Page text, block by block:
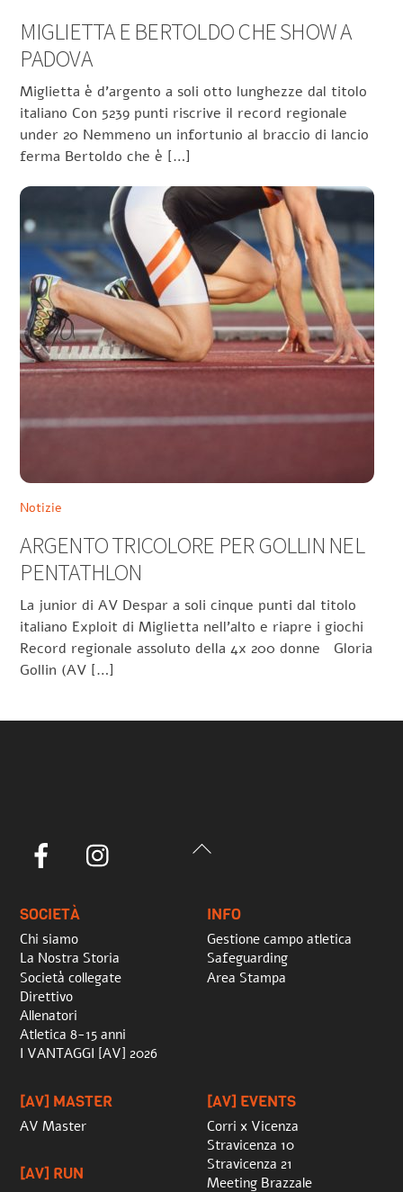
MIGLIETTA E BERTOLDO CHE SHOW A
PADOVA
Miglietta è d’argento a soli otto lunghezze dal titolo
italiano Con 5239 punti riscrive il record regionale
under 20 Nemmeno un infortunio al braccio di lancio
ferma Bertoldo che è […]
Notizie
ARGENTO TRICOLORE PER GOLLIN NEL
PENTATHLON
La junior di AV Despar a soli cinque punti dal titolo
italiano Exploit di Miglietta nell’alto e riapre i giochi
Record regionale assoluto della 4x 200 donne Gloria
Gollin (AV […]
Back
Facebook
SOCIETÀ
Chi siamo
La Nostra Storia
Società collegate
Direttivo
Allenatori
Atletica 8-15 anni
I VANTAGGI [AV] 2026
INFO
Gestione campo atletica
Safeguarding
Area Stampa
[AV] MASTER
AV Master
[AV] RUN
[AV] EVENTS
Corri x Vicenza
Stravicenza 10
Stravicenza 21
Meeting Brazzale